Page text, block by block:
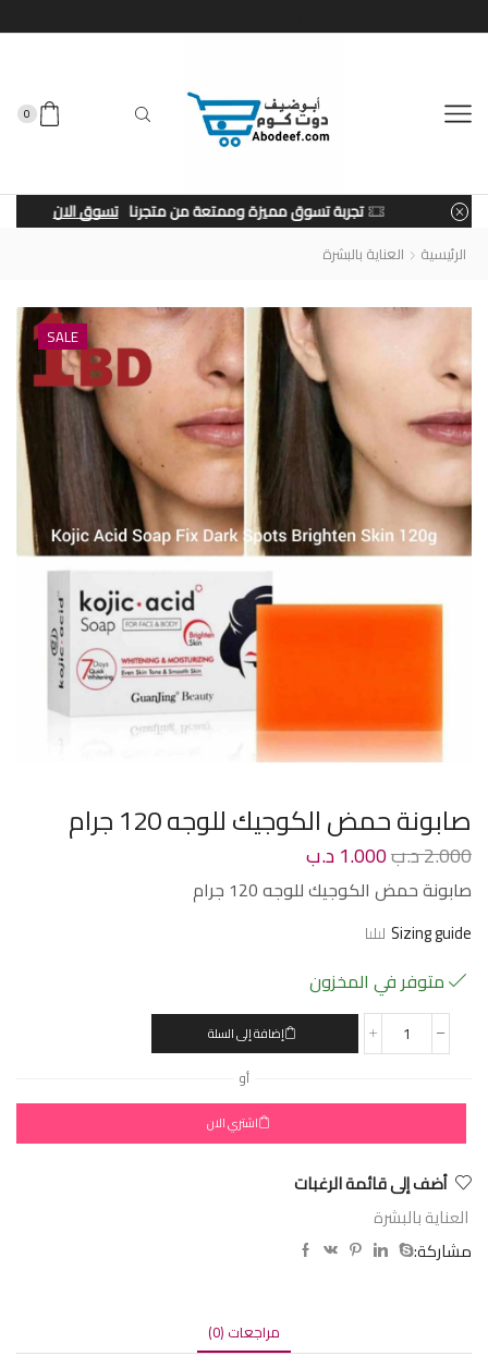
0
تجربة تسوق مميزة وممتعة من متجرنا تسوق الان
الرئيسية العناية بالبشرة
SALE
صابونة حمض الكوجيك للوجه 120 جرام
2.000د.ب1.000د.ب
صابونة حمض الكوجيك للوجه 120 جرام
Sizing guide
متوفر في المخزون
إضافة إلى السلة
أو
اشتري الان
أضف إلى قائمة الرغبات
العناية بالبشرة
مشاركة:
مراجعات (0)